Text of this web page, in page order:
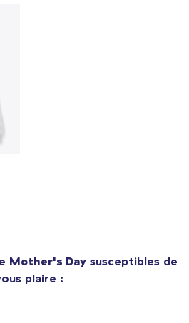
Mother's Daysusceptibles de
plaire :